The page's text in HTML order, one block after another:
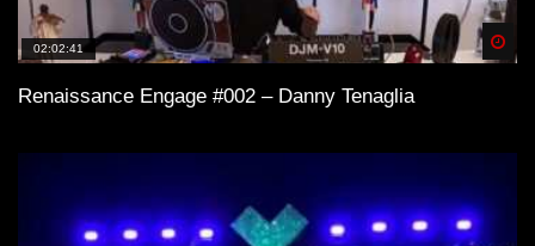
02:02:41
Renaissance Engage #002 – Danny Tenaglia